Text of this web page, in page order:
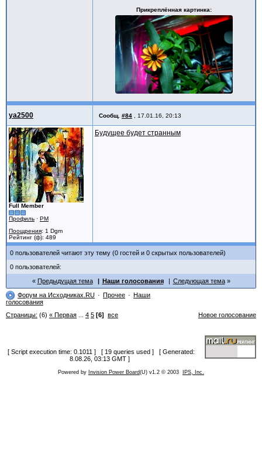
Прикреплённая картинка
ya2500 Сообщ. #84 17.01.16, 20:13
Full Member
Профиль · PM
Поощрения: 1 Dgm
Рейтинг (ф): 489
Будущее будет странным
0 пользователей читают эту тему (0 гостей и 0 скрытых пользователей)
0 пользователей:
Предыдущая тема
Наши голосования
Следующая тема
Форум на Исходниках.RU
Прочее
Наши
голосования
Страницы: (6) « Первая 4 5 [6] все Новое голосование
[ Script execution time: 0.1011 ] [ 19 queries used ] [ Generated:
8.08.26, 03:13 GMT ]
Powered by Invision Power Board(U) v1.2 © 2003 IPS, Inc.